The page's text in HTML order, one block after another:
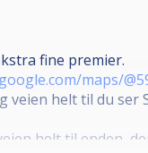
fine premier.
maps/
veien helt til du ser
helt til enden,